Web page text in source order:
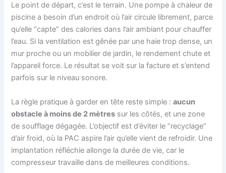
Le point de départ, c’est le terrain. Une pompe à chaleur de
piscine a besoin d’un endroit où l’air circule librement, parce
qu’elle “capte” des calories dans l’air ambiant pour chauffer
l’eau. Si la ventilation est gênée par une haie trop dense, un
mur proche ou un mobilier de jardin, le rendement chute et
l’appareil force. Le résultat se voit sur la facture et s’entend
parfois sur le niveau sonore.
La règle pratique à garder en tête reste simple :aucun
obstacle à moins de 2 mètres sur les côtés, et une zone
de soufflage dégagée. L’objectif est d’éviter le “recyclage”
d’air froid, où la PAC aspire l’air qu’elle vient de refroidir. Une
implantation réfléchie allonge la durée de vie, car le
compresseur travaille dans de meilleures conditions.